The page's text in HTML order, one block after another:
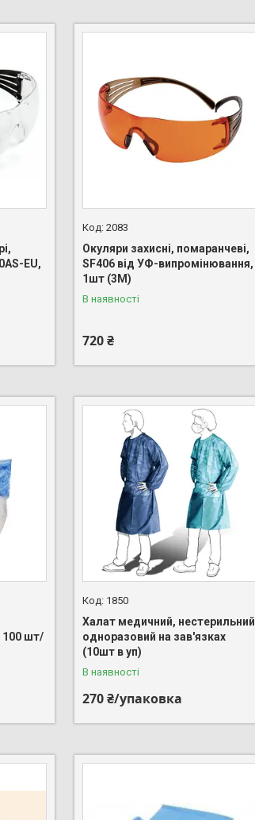
EU,
2083
Окуляри захисні, помаранчеві,
SF406 від УФ-випромінювання,
1шт (3M)
В наявності
720 ₴
100 шт/
1850
Халат медичний, нестерильний
одноразовий на зав'язках
(10шт в уп)
В наявності
270 ₴/упаковка